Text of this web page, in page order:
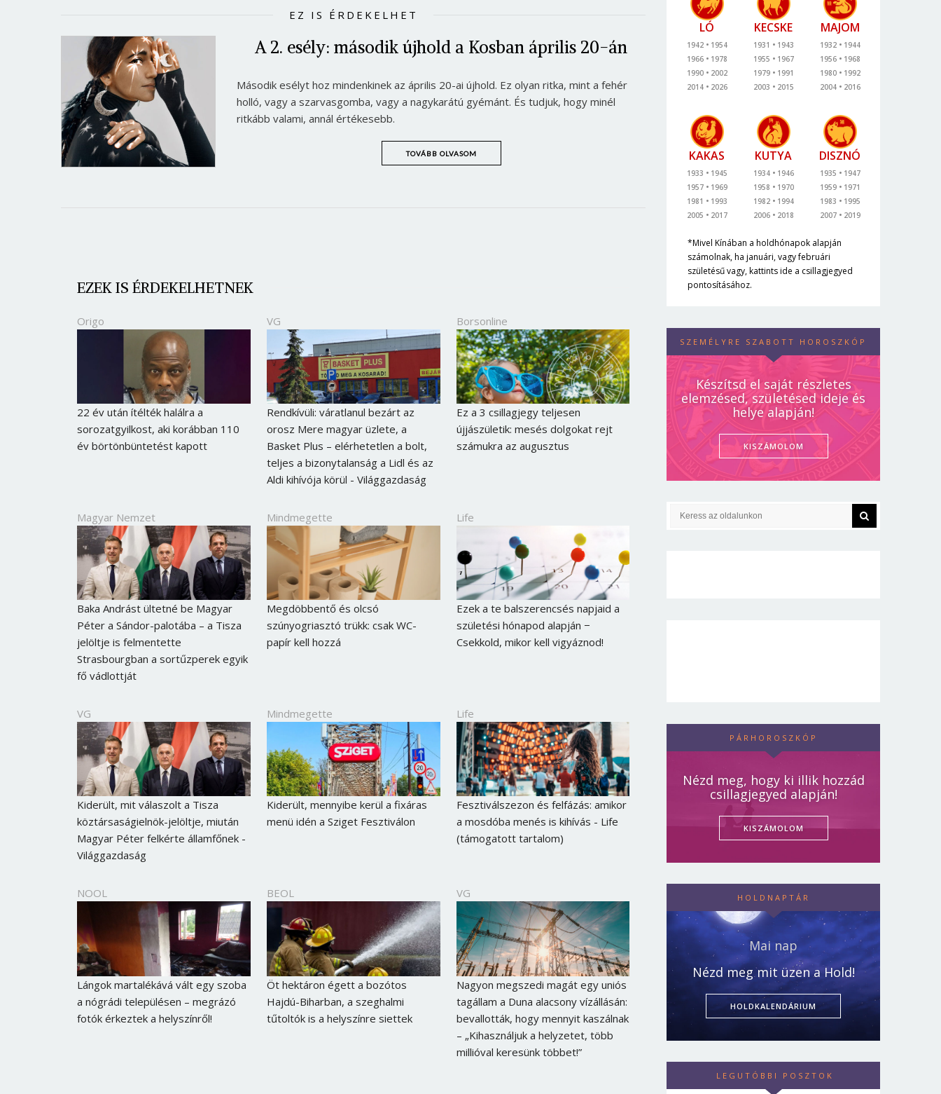
EZ IS ÉRDEKELHET
A 2. esély: második újhold a Kosban április 20-án
Második esélyt hoz mindenkinek az április 20-ai újhold. Ez olyan ritka, mint a fehér
holló, vagy a szarvasgomba, vagy a nagykarátú gyémánt. És tudjuk, hogy minél
ritkább valami, annál értékesebb.
TOVÁBB OLVASOM
EZEK IS ÉRDEKELHETNEK
Origo
22 év után ítélték halálra a
sorozatgyilkost, aki korábban 110
év börtönbüntetést kapott
VG
Rendkívüli: váratlanul bezárt az
orosz Mere magyar üzlete, a
Basket Plus – elérhetetlen a bolt,
teljes a bizonytalanság a Lidl és az
Aldi kihívója körül - Világgazdaság
Borsonline
Ez a 3 csillagjegy teljesen
újjászületik: mesés dolgokat rejt
számukra az augusztus
Magyar Nemzet
Baka Andrást ültetné be Magyar
Péter a Sándor-palotába – a Tisza
jelöltje is felmentette
Strasbourgban a sortűzperek egyik
fő vádlottját
Mindmegette
Megdöbbentő és olcsó
szúnyogriasztó trükk: csak WC-
papír kell hozzá
Life
Ezek a te balszerencsés napjaid a
születési hónapod alapján −
Csekkold, mikor kell vigyáznod!
VG
Kiderült, mit válaszolt a Tisza
köztársaságielnök-jelöltje, miután
Magyar Péter felkérte államfőnek -
Világgazdaság
Mindmegette
Kiderült, mennyibe kerül a fixáras
menü idén a Sziget Fesztiválon
Life
Fesztiválszezon és felfázás: amikor
a mosdóba menés is kihívás - Life
(támogatott tartalom)
NOOL
Lángok martalékává vált egy szoba
a nógrádi településen – megrázó
fotók érkeztek a helyszínről!
BEOL
Öt hektáron égett a bozótos
Hajdú-Biharban, a szeghalmi
tűtoltók is a helyszínre siettek
VG
Nagyon megszedi magát egy uniós
tagállam a Duna alacsony vízállásán:
bevallották, hogy mennyit kaszálnak
– „Kihasználjuk a helyzetet, több
millióval keresünk többet!”
LÓ
1942
1954
1966
1978
1990
2002
2014
2026
KECSKE
1931
1943
1955
1967
1979
1991
2003
2015
MAJOM
1932
1944
1956
1968
1980
1992
2004
2016
KAKAS
1933
1945
1957
1969
1981
1993
2005
2017
KUTYA
1934
1946
1958
1970
1982
1994
2006
2018
DISZNÓ
1935
1947
1959
1971
1983
1995
2007
2019
*Mivel Kínában a holdhónapok alapján
számolnak, ha januári, vagy februári
születésű vagy, kattints ide a csillagjegyed
pontosításához.
SZEMÉLYRE SZABOTT HOROSZKÓP
Készítsd el saját részletes
elemzésed, születésed ideje és
helye alapján!
KISZÁMOLOM
PÁRHOROSZKÓP
Nézd meg, hogy ki illik hozzád
csillagjegyed alapján!
KISZÁMOLOM
HOLDNAPTÁR
Mai nap
Nézd meg mit üzen a Hold!
HOLDKALENDÁRIUM
LEGUTÓBBI POSZTOK
Borsonline bejelentkezés
E-mail cím vagy felhasználónév